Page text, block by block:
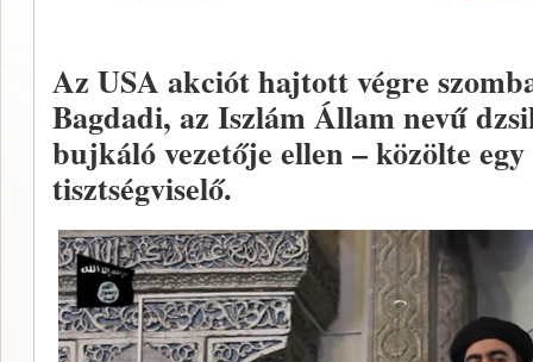
Az USA akciót hajtott végre
Bagdadi, az Iszlám Állam nevű
bujkáló vezetője ellen – közölte
tisztségviselő.